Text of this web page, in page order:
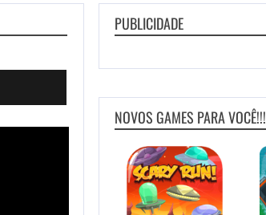
PUBLICIDADE
NOVOS GAMES PARA VOCÊ!!!